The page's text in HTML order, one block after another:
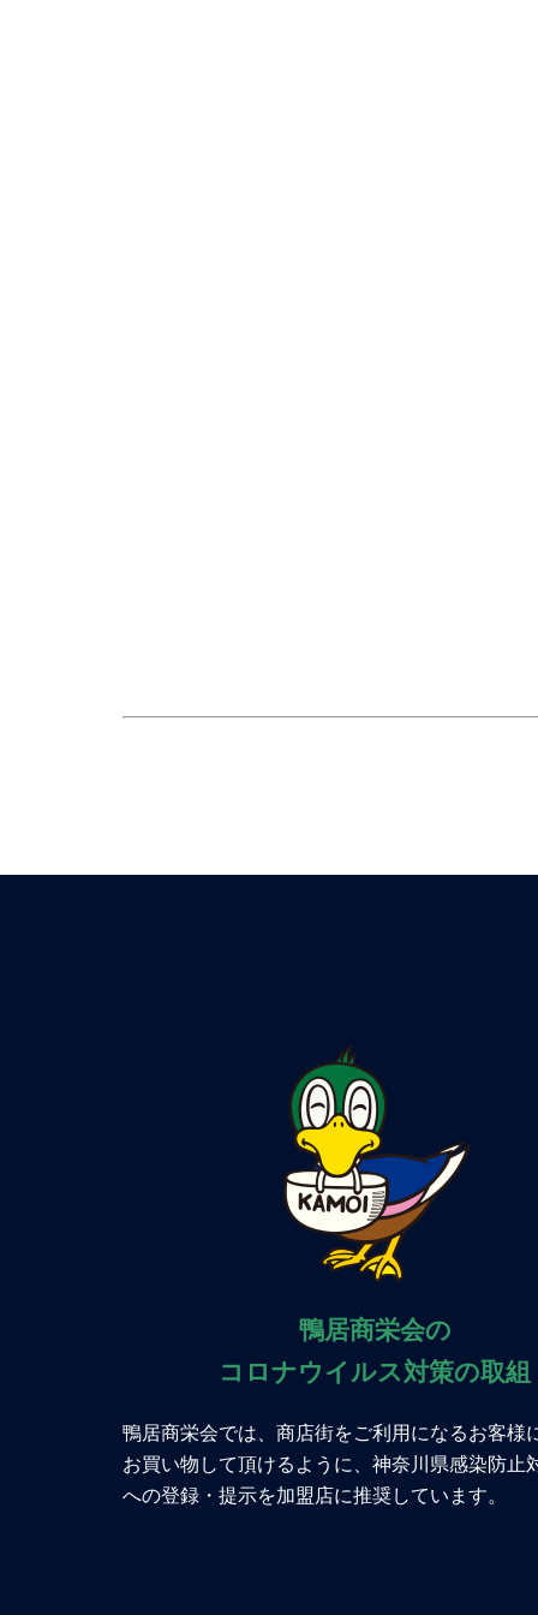
鴨居商栄会の
コロナウイルス対策の取組
鴨居商栄会では、商店街をご利用になるお客様
お買い物して頂けるように、神奈川県感染防止
への登録・提示を加盟店に推奨しています。